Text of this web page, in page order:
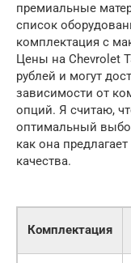
премиальные
список
комплектация с
Цены на Chevrolet
рублей и могут
зависимости от
опций. Я считаю,
оптимальный
как она
качества.
Комплектация